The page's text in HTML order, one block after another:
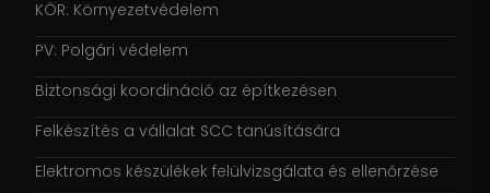
KÖR: Környezetvédelem
PV: Polgári védelem
Biztonsági koordináció az építkezésen
Felkészítés a vállalat SCC tanúsítására
Elektromos készülékek felülvizsgálata és ellenőrzése